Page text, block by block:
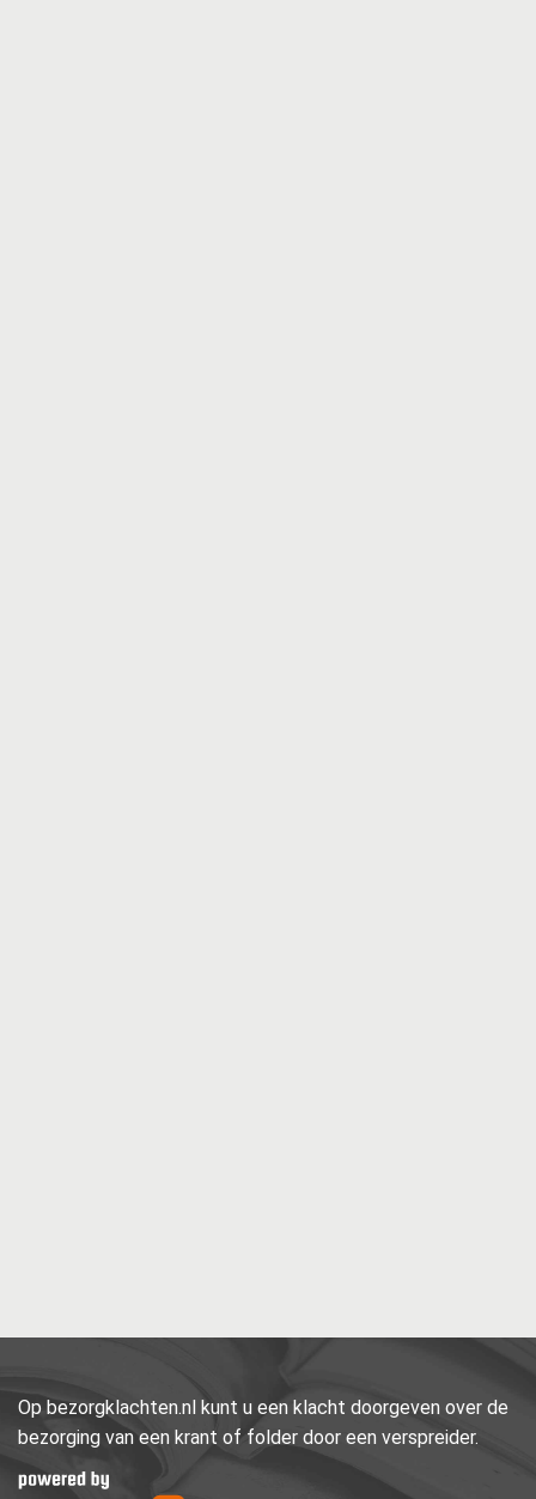
Op bezorgklachten.nl kunt u een klacht doorgeven over de
bezorging van een krant of folder door een verspreider.